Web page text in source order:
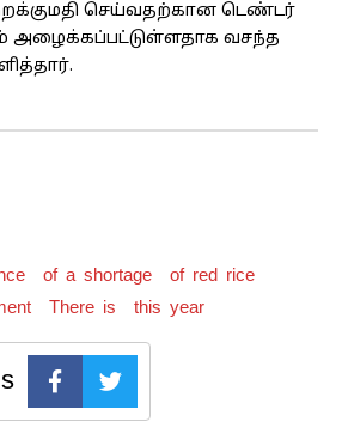
செய்வதற்கான டெண்டர்
அழைக்கப்பட்டுள்ளதாக வசந்த
of a shortage
of red rice
There is this year